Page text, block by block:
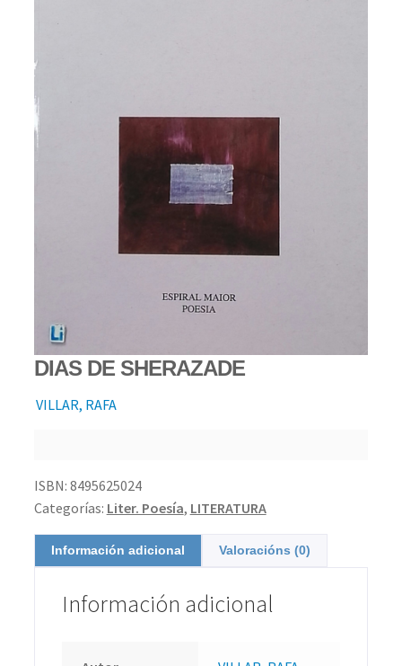
DIAS DE SHERAZADE
VILLAR, RAFA
ISBN: 8495625024
Categorías: Liter. Poesía, LITERATURA
Información adicional Valoracións (0)
Información adicional